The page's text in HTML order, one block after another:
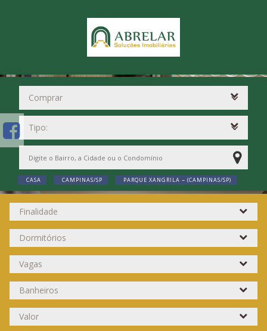
CASA CAMPINAS/SP PARQUE XANGRILA ~ (CAMPINAS/SP)